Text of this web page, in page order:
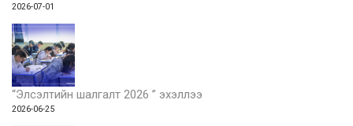
2026-07-01
“Элсэлтийн шалгалт 2026 ” эхэллээ
2026-06-25